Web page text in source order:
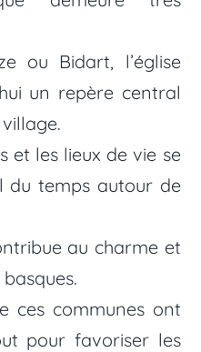
ou Bidart, l’église
un repère central
et les lieux de vie se
du temps autour de
au charme et
ces communes ont
pour favoriser les